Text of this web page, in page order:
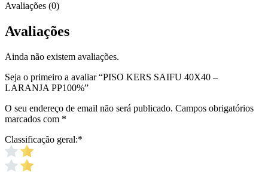
Avaliações (0)
Avaliações
Ainda não existem avaliações.
Seja o primeiro a avaliar “PISO KERS SAIFU 40X40 –
LARANJA PP100%”
O seu endereço de email não será publicado. Campos obrigatórios
marcados com *
Classificação geral:*